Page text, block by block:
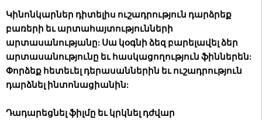
Կինոնկարներ դիտելիս ուշադրություն դարձրեք
բառերի եւ արտահայտությունների
արտասանությանը: Սա կօգնի ձեզ բարելավել ձեր
արտասանությունը եւ հասկացողություն ֆիններեն:
Փորձեք հետեւել դերասաններին եւ ուշադրություն
դարձնել ինտոնացիանին:
Դադարեցնել ֆիլմը եւ կրկնել դժվար